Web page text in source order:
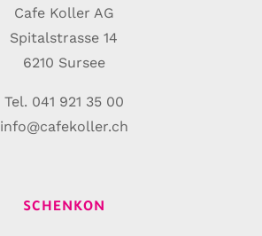
Cafe Koller AG
Spitalstrasse 14
6210 Sursee
Tel. 041 921 35 00
info@cafekoller.ch
SCHENKON